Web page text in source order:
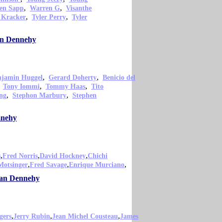
Sapp, Warren G, Visanthe
Kracker, Tyler Perry, Tyler
Dennehy
Huggel, Gerard Doherty, Benicio del
Tony Iommi, Tommy Haas, Tito
, Stephon Marbury, Stephen
,Fred Norris,David Hockney,Chichi
,Fred Savage,Enrique Murciano,
Dennehy
,Jerry Rubin,Jean Michel Cousteau,James